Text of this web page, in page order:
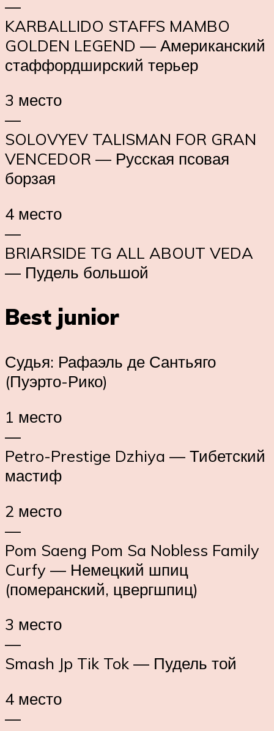
—
KARBALLIDO STAFFS MAMBO
GOLDEN LEGEND — Американский
стаффордширский терьер
3 место
—
SOLOVYEV TALISMAN FOR GRAN
VENCEDOR — Русская псовая
борзая
4 место
—
BRIARSIDE TG ALL ABOUT VEDA
— Пудель большой
Best junior
Судья: Рафаэль де Сантьяго
(Пуэрто-Рико)
1 место
—
Petro-Prestige Dzhiya — Тибетский
мастиф
2 место
—
Pom Saeng Pom Sa Nobless Family
Curfy — Немецкий шпиц
(померанский, цвергшпиц)
3 место
—
Smash Jp Tik Tok — Пудель той
4 место
—